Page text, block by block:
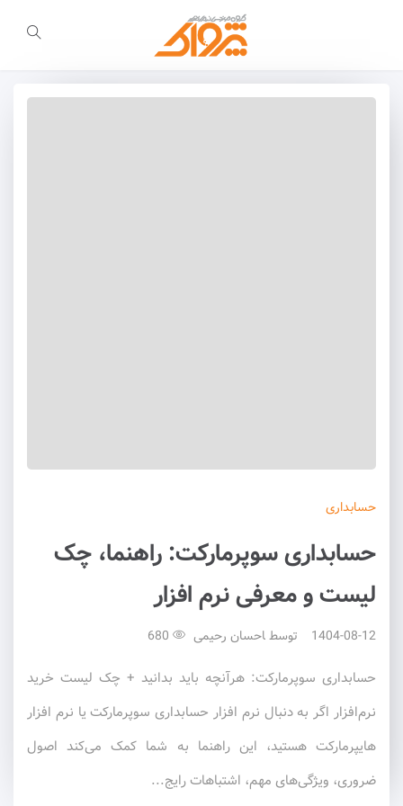
حسابداری
حسابداری سوپرمارکت: راهنما، چک
لیست و معرفی نرم افزار
1404-08-12 توسط احسان رحیمی
حسابداری سوپرمارکت: هرآنچه باید بدانید + چک لیست خرید
نرم‌افزار اگر به دنبال نرم افزار حسابداری سوپرمارکت یا نرم افزار
هایپرمارکت هستید، این راهنما به شما کمک می‌کند اصول
ضروری، ویژگی‌های مهم، اشتباهات رایج...